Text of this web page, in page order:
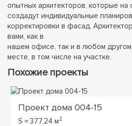
опытных архитекторов, которые на
создадут индивидуальные
корректировки в фасад.
вами, как в
нашем офисе, так и в любом
месте, в том числе на участке.
Похожие проекты
Проект дома 004-15
S = 377,24 м2